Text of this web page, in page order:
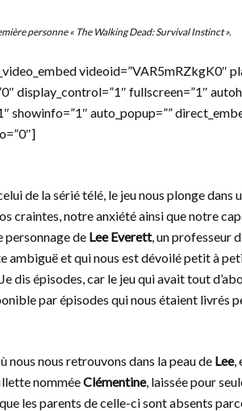
personne « The Walking Dead: Survival Instinct ».
videoid=”VAR5mRZkgK0″
display_control=”1″ fullscreen=”1″
showinfo=”1″ auto_popup=””
de la sérié télé, le jeu nous plonge dans
craintes, notre anxiété ainsi que notre
personnage de Lee Everett, un professeur
ambiguë et qui nous est dévoilé petit à
dis épisodes, car le jeu qui avait tout
par épisodes qui nous étaient livrés
nous nous retrouvons dans la peau de Lee,
nomméeClémentine, laissée pour
les parents de celle-ci sont absents